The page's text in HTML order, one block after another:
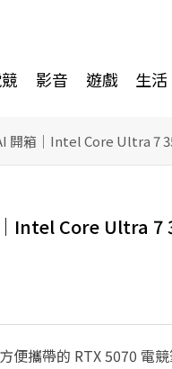
影音 遊戲 生活
箱｜Intel Core Ultra 7
Intel Core Ultra 7
便攜帶的 RTX 5070 電